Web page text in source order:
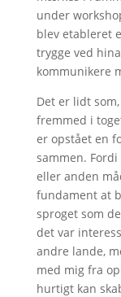
under
blev etableret
trygge ved
kommunikere
Det er lidt
fremmed i
er opstået en
sammen.
eller anden
fundament at
sproget som
det var
andre lande,
med mig fra
hurtigt kan